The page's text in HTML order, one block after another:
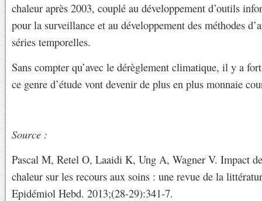
chaleur après 2003, couplé au développement d’outils
pour la surveillance et au développement des méthodes
séries temporelles.
Sans compter qu’avec le dérèglement climatique, il y a
ce genre d’étude vont devenir de plus en plus monnaie
Source :
Pascal M, Retel O, Laaidi K, Ung A, Wagner V. Impact
chaleur sur les recours aux soins : une revue de la
Epidémiol Hebd. 2013;(28-29):341-7.